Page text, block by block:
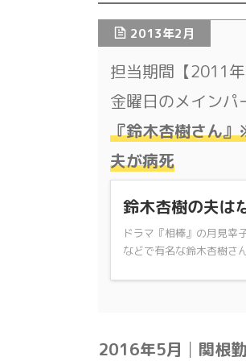
2013年2月
担当期間【2011
金曜日のメインパ
『鈴木杏樹さん
夫が病死
鈴木杏樹の夫は
ドラマ『相棒』の月見幸
などで有名な鈴木杏樹さ
2016年5月│関根